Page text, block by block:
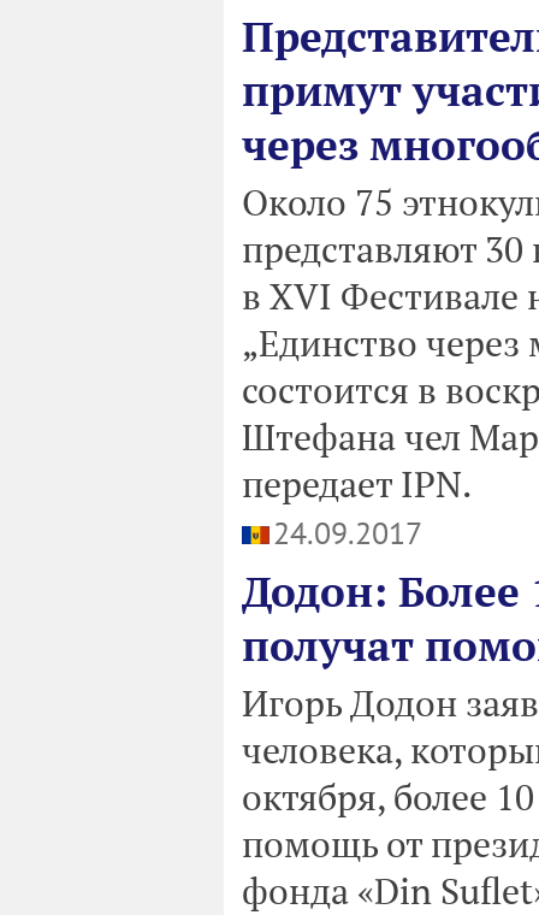
примут
через
Около 75
представляют
в XVI Фестивале
„Единство
состоится в
Штефана чел
передает IPN.
24.09.2017
Додон: Более
получат
Игорь Додон
человека,
октября, более
помощь от
фонда «Din